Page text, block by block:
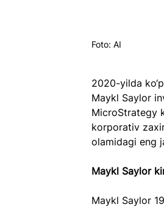
Foto: AI
2020-yilda
Maykl Saylor
MicroStrategy
korporativ
olamidagi eng
Maykl Saylor
Maykl Saylor